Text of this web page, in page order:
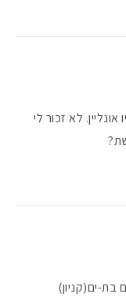
לא זכור לי
בת-ים(קניון)